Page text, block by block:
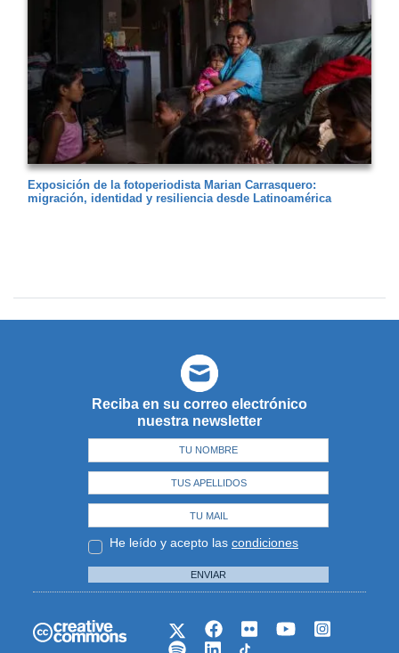
Exposición de la fotoperiodista Marian Carrasquero:
migración, identidad y resiliencia desde Latinoamérica
Reciba en su correo electrónico
nuestra newsletter
He leído y acepto las condiciones
ENVIAR